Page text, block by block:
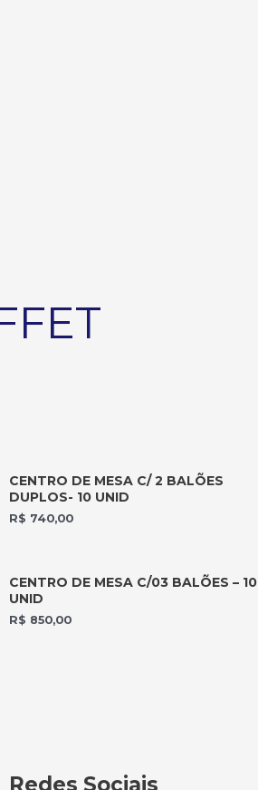
CENTRO DE MESA C/ 2 BALÕES
DUPLOS- 10 UNID
R$ 740,00
CENTRO DE MESA C/03 BALÕES – 10
UNID
R$ 850,00
Redes Sociais